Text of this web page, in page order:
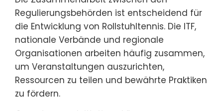
Regulierungsbehörden ist entscheidend für
die Entwicklung von Rollstuhltennis. Die ITF,
nationale Verbände und regionale
Organisationen arbeiten häufig zusammen,
um Veranstaltungen auszurichten,
Ressourcen zu teilen und bewährte Praktiken
zu fördern.